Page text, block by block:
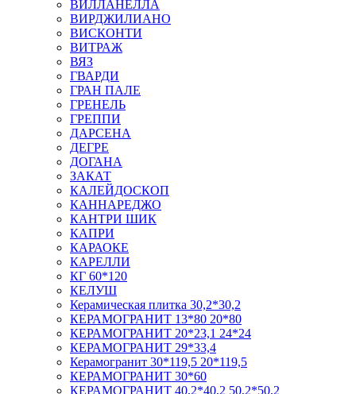
ВИЛЛАНЕЛЛА
ВИРДЖИЛИАНО
ВИСКОНТИ
ВИТРАЖ
ВЯЗ
ГВАРДИ
ГРАН ПАЛЕ
ГРЕНЕЛЬ
ГРЕППИ
ДАРСЕНА
ДЕГРЕ
ДОГАНА
ЗАКАТ
КАЛЕЙДОСКОП
КАННАРЕДЖО
КАНТРИ ШИК
КАПРИ
КАРАОКЕ
КАРЕЛЛИ
КГ 60*120
КЕЛУШ
Керамическая плитка 30,2*30,2
КЕРАМОГРАНИТ 13*80 20*80
КЕРАМОГРАНИТ 20*23,1 24*24
КЕРАМОГРАНИТ 29*33,4
Керамогранит 30*119,5 20*119,5
КЕРАМОГРАНИТ 30*60
КЕРАМОГРАНИТ 40,2*40,2 50,2*50,2